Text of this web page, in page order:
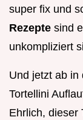
super fix und
Rezepte sind
unkompliziert
Und jetzt ab in
Tortellini
Ehrlich, dieser